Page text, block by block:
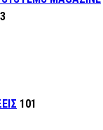
101